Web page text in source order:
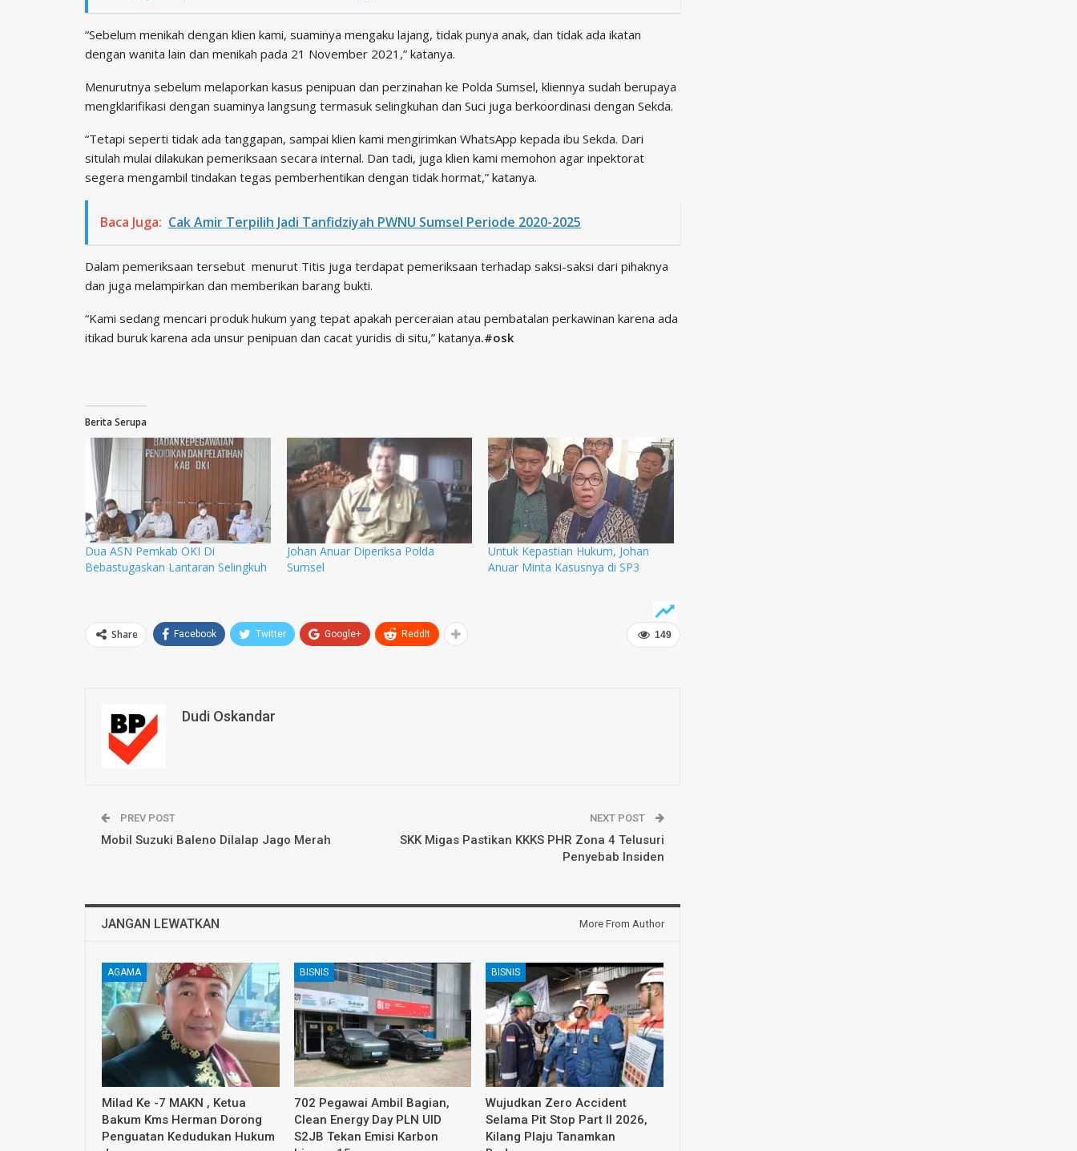
“Sebelum menikah dengan klien kami, suaminya mengaku lajang, tidak punya anak, dan tidak ada ikatan
dengan wanita lain dan menikah pada 21 November 2021,” katanya.
Menurutnya sebelum melaporkan kasus penipuan dan perzinahan ke Polda Sumsel, kliennya sudah berupaya
mengklarifikasi dengan suaminya langsung termasuk selingkuhan dan Suci juga berkoordinasi dengan Sekda.
“Tetapi seperti tidak ada tanggapan, sampai klien kami mengirimkan WhatsApp kepada ibu Sekda. Dari
situlah mulai dilakukan pemeriksaan secara internal. Dan tadi, juga klien kami memohon agar inpektorat
segera mengambil tindakan tegas pemberhentikan dengan tidak hormat,” katanya.
Baca Juga: Cak Amir Terpilih Jadi Tanfidziyah PWNU Sumsel Periode 2020-2025
Dalam pemeriksaan tersebut menurut Titis juga terdapat pemeriksaan terhadap saksi-saksi dari pihaknya
dan juga melampirkan dan memberikan barang bukti.
“Kami sedang mencari produk hukum yang tepat apakah perceraian atau pembatalan perkawinan karena ada
itikad buruk karena ada unsur penipuan dan cacat yuridis di situ,” katanya.#osk
Berita Serupa
Dua ASN Pemkab OKI Di
Bebastugaskan Lantaran Selingkuh
Johan Anuar Diperiksa Polda
Sumsel
Untuk Kepastian Hukum, Johan
Anuar Minta Kasusnya di SP3
149
Share Facebook Twitter Google+ ReddIt
Dudi Oskandar
PREV POST
Mobil Suzuki Baleno Dilalap Jago Merah
NEXT POST
SKK Migas Pastikan KKKS PHR Zona 4 Telusuri
Penyebab Insiden
JANGAN LEWATKAN More From Author
AGAMA
Milad Ke -7 MAKN , Ketua
Bakum Kms Herman Dorong
Penguatan Kedudukan Hukum
BISNIS
702 Pegawai Ambil Bagian,
Clean Energy Day PLN UID
S2JB Tekan Emisi Karbon
BISNIS
Wujudkan Zero Accident
Selama Pit Stop Part II 2026,
Kilang Plaju Tanamkan